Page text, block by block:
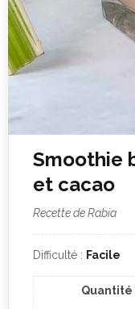
Smoothie
et cacao
Recette de Rabia
Difficulté : Facile
Quantité